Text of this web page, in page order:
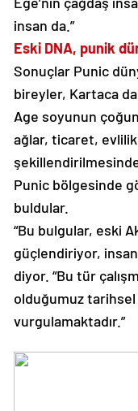
insan da.”
Eski DNA, punik
Sonuçlar Punic
bireyler, Kartaca
Age soyunun
ağlar, ticaret,
Punic bölgesinde
buldular.
“Bu bulgular, eski
güçlendiriyor,
diyor. “Bu tür
olduğumuz tarihsel
vurgulamaktadır.”